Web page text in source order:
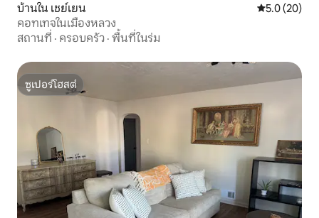
บ้านใน เชย์เยน คะแนนเฉลี่ย
5.0 (20)
คอทเทจในเมืองหลวง
สถานที่ · ครอบครัว · พื้นที่ในร่ม
ซูเปอร์โฮสต์
ซูเปอร์โฮสต์